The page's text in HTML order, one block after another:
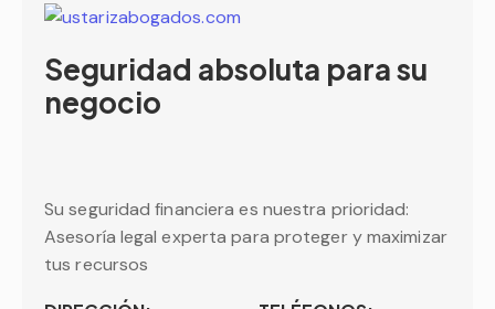
Seguridad absoluta para su
negocio
Su seguridad financiera es nuestra prioridad:
Asesoría legal experta para proteger y maximizar
tus recursos